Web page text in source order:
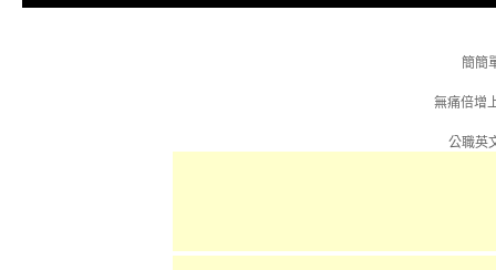
簡簡
無痛倍增
公職英